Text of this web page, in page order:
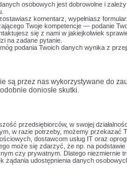
osobowych jest dobrowolne i
komentarz, wypełniasz
Twoje kompetencje — podanie
się z nami w jakiejkolwiek
na zadane pytanie.
podania Twoich danych wynika z
są przez nas wykorzystywane do
doniosłe skutki.
przedsiębiorców, w swojej
w razie potrzeby, możemy przekazać
dostawcom usług IT oraz
może się zdarzyć, że np. na
czy prywatnym. Dlatego niezmiernie
żądania udostępnienia danych